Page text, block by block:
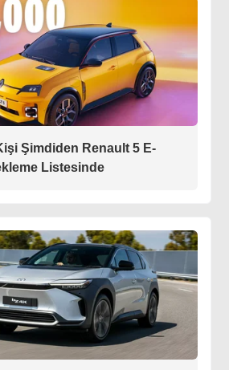
Şimdiden Renault 5 E-
Listesinde